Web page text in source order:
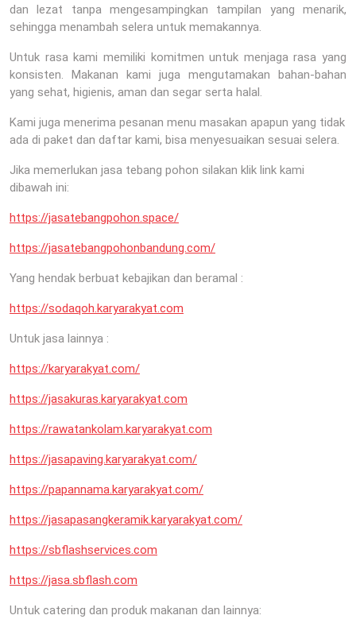
dan lezat tanpa mengesampingkan tampilan yang menarik,
sehingga menambah selera untuk memakannya.
Untuk rasa kami memiliki komitmen untuk menjaga rasa yang
konsisten. Makanan kami juga mengutamakan bahan-bahan
yang sehat, higienis, aman dan segar serta halal.
Kami juga menerima pesanan menu masakan apapun yang tidak
ada di paket dan daftar kami, bisa menyesuaikan sesuai selera.
Jika memerlukan jasa tebang pohon silakan klik link kami
dibawah ini:
https://jasatebangpohon.space/
https://jasatebangpohonbandung.com/
Yang hendak berbuat kebajikan dan beramal :
https://sodaqoh.karyarakyat.com
Untuk jasa lainnya :
https://karyarakyat.com/
https://jasakuras.karyarakyat.com
https://rawatankolam.karyarakyat.com
https://jasapaving.karyarakyat.com/
https://papannama.karyarakyat.com/
https://jasapasangkeramik.karyarakyat.com/
https://sbflashservices.com
https://jasa.sbflash.com
Untuk catering dan produk makanan dan lainnya: